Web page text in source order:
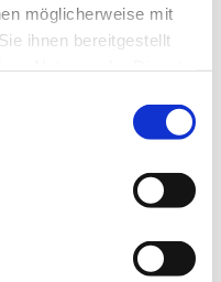
möglicherweise mit
ihnen bereitgestellt